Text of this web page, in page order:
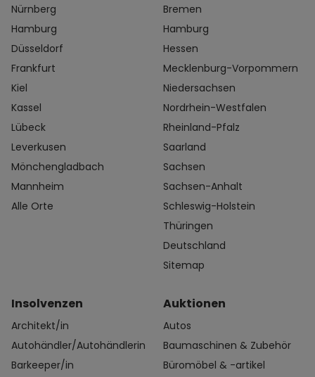
Nürnberg
Hamburg
Düsseldorf
Frankfurt
Kiel
Kassel
Lübeck
Leverkusen
Mönchengladbach
Mannheim
Alle Orte
Bremen
Hamburg
Hessen
Mecklenburg-Vorpommern
Niedersachsen
Nordrhein-Westfalen
Rheinland-Pfalz
Saarland
Sachsen
Sachsen-Anhalt
Schleswig-Holstein
Thüringen
Deutschland
Sitemap
Insolvenzen
Architekt/in
Autohändler/Autohändlerin
Barkeeper/in
Auktionen
Autos
Baumaschinen & Zubehör
Büromöbel & -artikel